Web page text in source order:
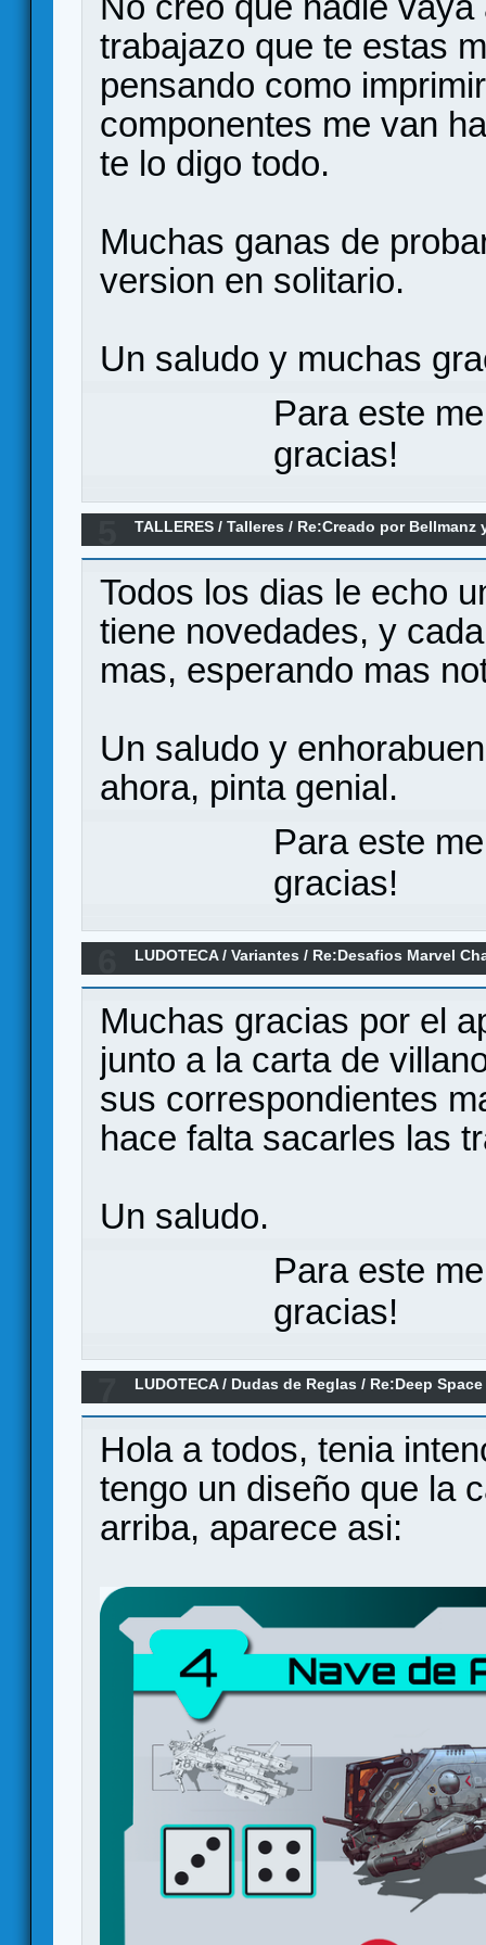
trabajazo que te estas
pensando como
componentes me van
te lo digo todo.
Muchas ganas de
version en solitario.
Un saludo y muchas
Para este
gracias!
TALLERES /Talleres / Re:Creado por Bellmanz
Todos los dias le echo
tiene novedades, y
mas, esperando mas
Un saludo y
ahora, pinta genial.
Para este
gracias!
LUDOTECA/Variantes / Re:Desafios Marvel
Muchas gracias por el
junto a la carta de
sus correspondientes
hace falta sacarles las
Un saludo.
Para este
gracias!
LUDOTECA/ Dudas de Reglas / Re:Deep
Hola a todos, tenia
tengo un diseño que la
arriba, aparece asi: